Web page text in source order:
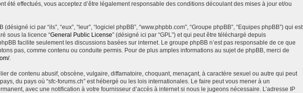
été effectués, vous acceptez d’être légalement responsable des conditions découlant des mises à jour et/ou
ici par “ils”, “eux”, “leur”, “logiciel phpBB”, “www.phpbb.com”, “Groupe phpBB”, “Equipes phpBB”) qui est
sous la licence “General Public License” (désigné ici par “GPL”) et qui peut être téléchargé depuis
facilite seulement les discussions basées sur internet. Le groupe phpBB n’est pas responsable de ce que
pas, comme contenu ou conduite permis. Pour de plus amples informations au sujet de phpBB, merci de
.
de contenu abusif, obscène, vulgaire, diffamatoire, choquant, menaçant, à caractère sexuel ou autre qui peut
du pays où “sfc-forums.ch” est hébergé ou les lois internationales. Le faire peut vous mener à un
avec une notification à votre fournisseur d’accès à internet si nous le jugeons nécessaire. L’adresse IP